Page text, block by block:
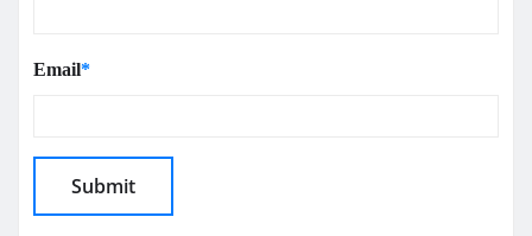
Email*